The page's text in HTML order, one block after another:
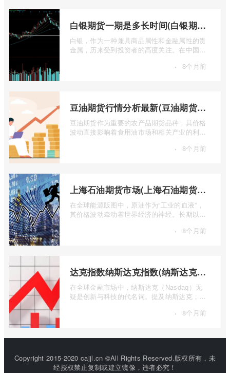
白银期货一期是多长时间(白银期货涨幅一天最高多少)
白银，作为一种兼具商品属性和金融属性的贵
金属，历来受到投资者的高度关注。在中国市
· 8个月前
豆油期货行情分析最新(豆油期货行情实时行情)
豆油期货作为重要的农产品期货品种，其价格
波动直接影响着食用油市场和相关产业的利
· 8个月前
上海石油期货市场(上海石油期货市场行情)
在全球能源版图中，原油作为“工业的血液”，
其价格波动牵动着世界经济的神经。长期以
· 8个月前
达克指数纳斯达克指数(纳斯达克指数与纳斯达克100的区别)
在全球金融市场中，纳斯达克（Nasdaq）无
疑是创新与科技的代名词。提及纳斯达克，人
· 8个月前
Copyright 2015-2020 cajjl.cn ©All Rights Reserved.版权所有，未
经授权禁止复制或建立镜像，违者必究！